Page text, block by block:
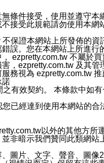
您所提供的郵件地址與您
郵件。
訊息傳送重要訊息給您。
型訊息以對您有效且重要
碼與本公司/本服務所傳來
APP 設定中，同意接收通
息之 LINE 官方帳號。
，操作如下：
」
」
訊息」
後，將不會接收到來自任
條件接受，使用並遵守
接受此規範請勿使用本網
保證本網站上所發佈的
誤。您在本網站上所進
ezpretty.com.tw 不屬於
，ezpretty.com.tw 及其
務視為 ezpretty.com.tw
諾
有效契約。 本條款中如
您已經達到使用本網站的
以外的其他方
非暗示我們贊同此類網站
圖片、文字、聲音、圖